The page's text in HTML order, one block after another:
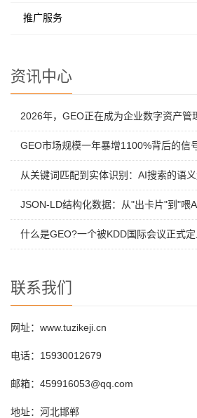
推广服务
资讯中心
2026年，GEO正在成为企业数字资产管
GEO市场规模一年暴增1100%背后的信
从关键词匹配到实体识别：AI搜索的语
JSON-LD结构化数据：从"出卡片"到"喂
什么是GEO?一个被KDD国际会议正式
联系我们
网址：www.tuzikeji.cn
电话：15930012679
邮箱：459916053@qq.com
地址：河北邯郸